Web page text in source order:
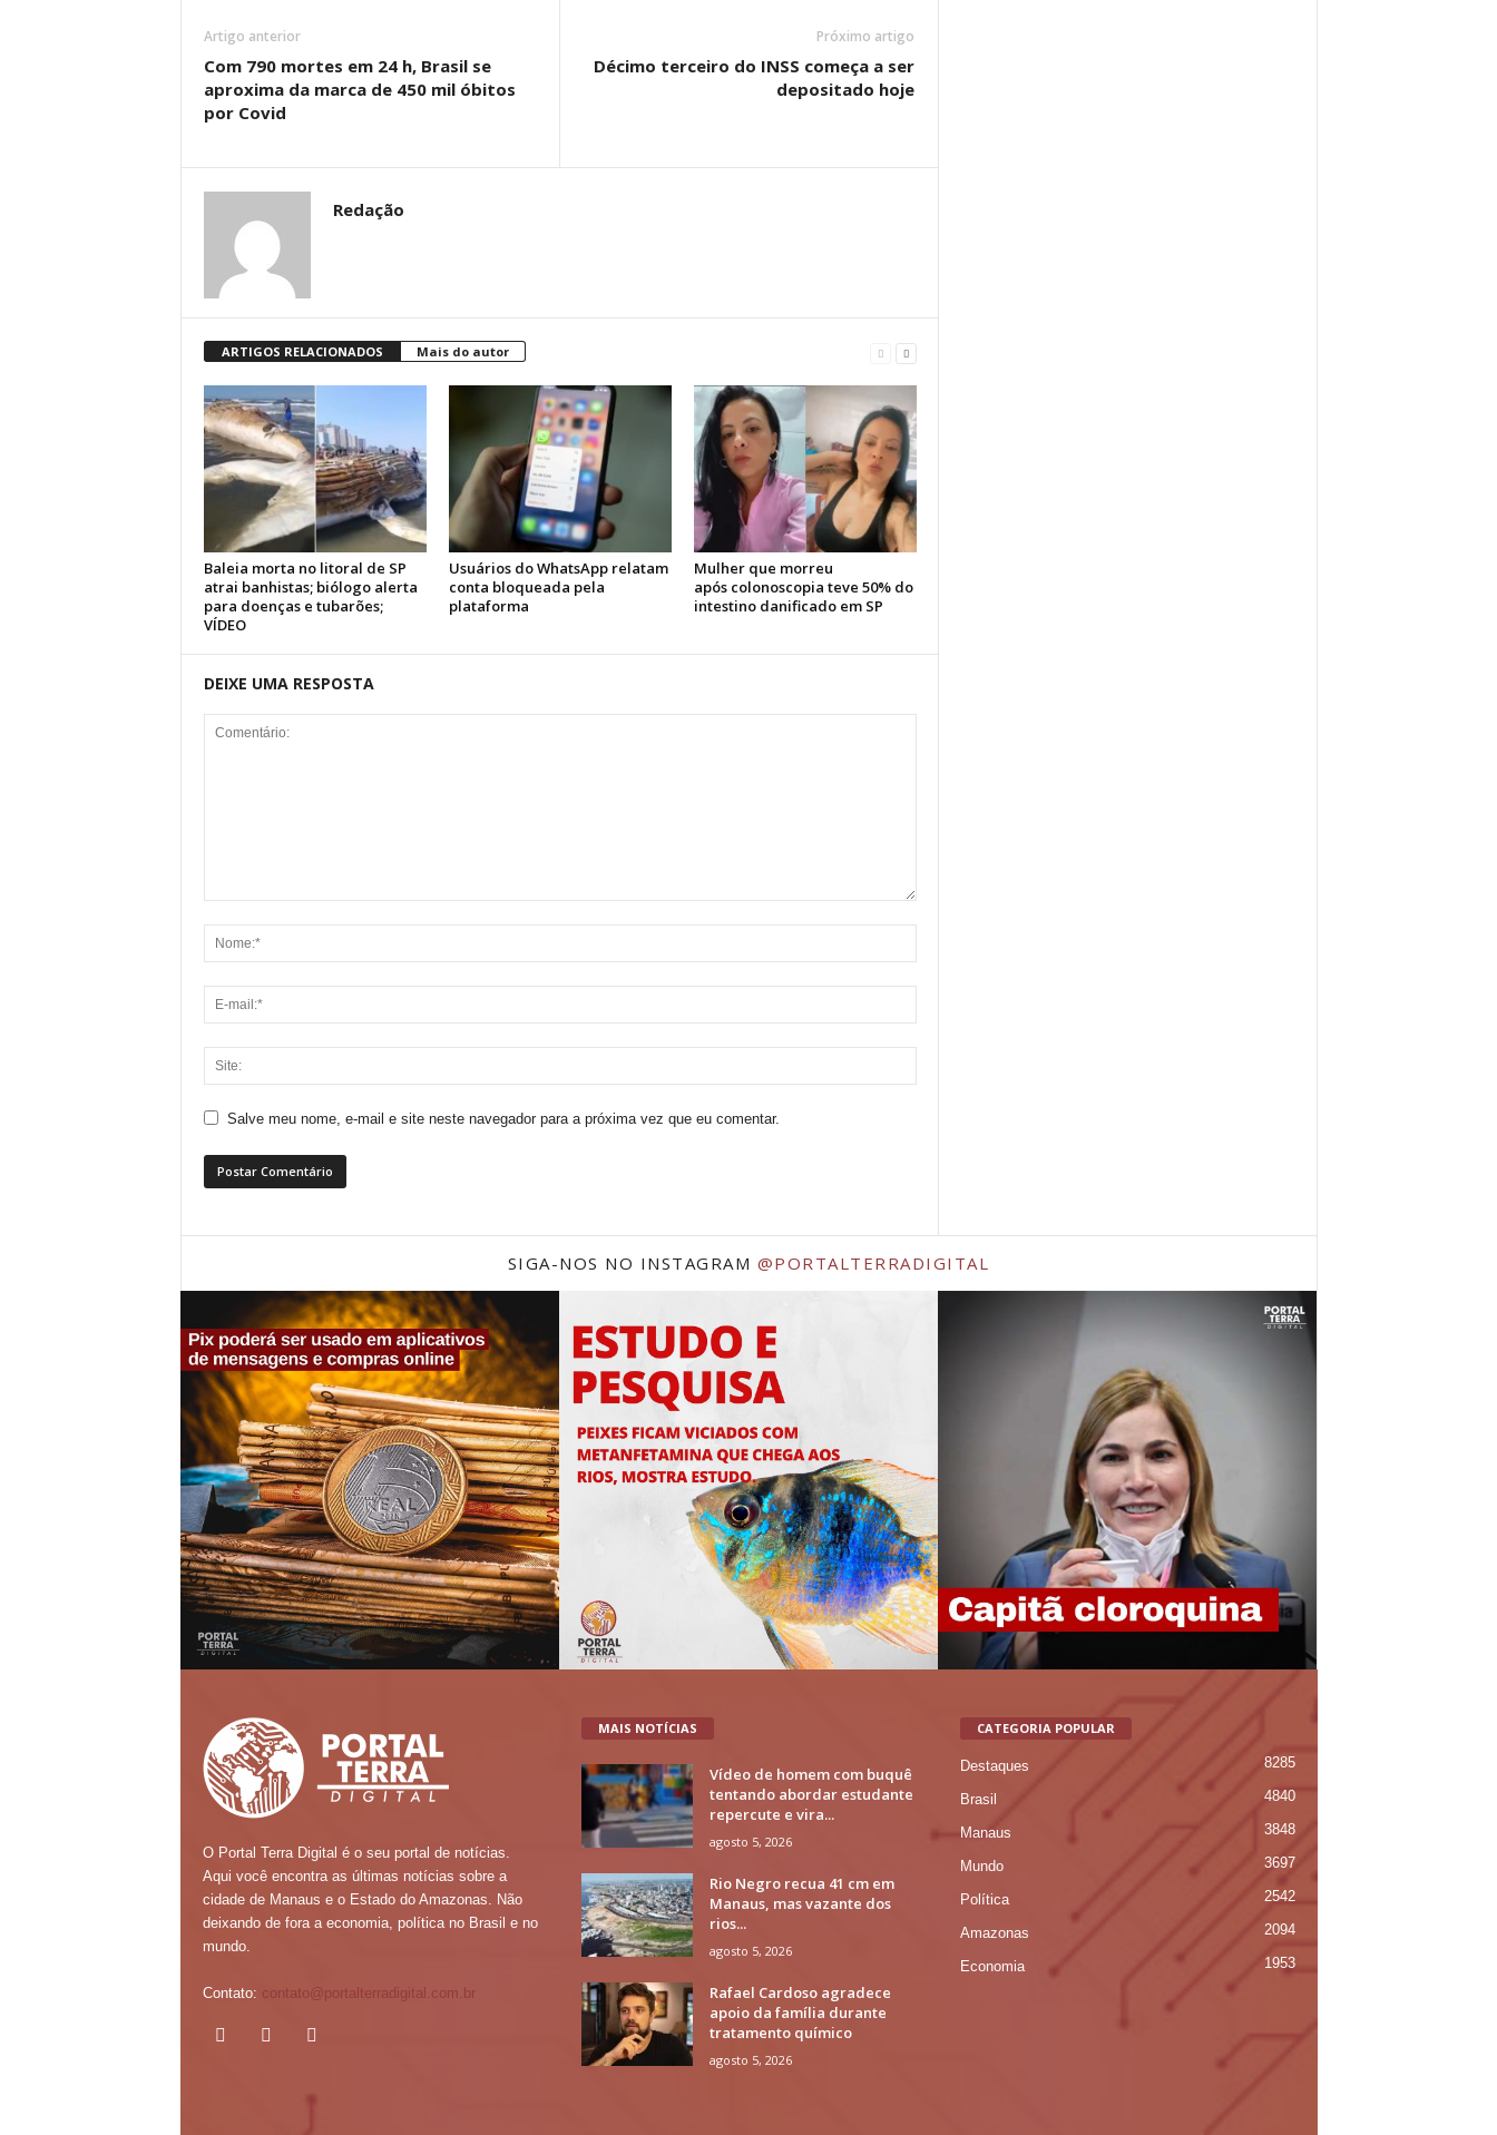
Artigo anterior
Com 790 mortes em 24 h, Brasil se
aproxima da marca de 450 mil óbitos
por Covid
Próximo artigo
Décimo terceiro do INSS começa a ser
depositado hoje
Redação
ARTIGOS RELACIONADOS Mais do autor
Baleia morta no litoral de SP
atrai banhistas; biólogo alerta
para doenças e tubarões;
VÍDEO
Usuários do WhatsApp relatam
conta bloqueada pela
plataforma
Mulher que morreu
após colonoscopia teve 50% do
intestino danificado em SP
DEIXE UMA RESPOSTA
Salve meu nome, e-mail e site neste navegador para a próxima vez que eu comentar.
SIGA-NOS NO INSTAGRAM @PORTALTERRADIGITAL
O Portal Terra Digital é o seu portal de notícias.
Aqui você encontra as últimas notícias sobre a
cidade de Manaus e o Estado do Amazonas. Não
deixando de fora a economia, política no Brasil e no
mundo.
Contato: contato@portalterradigital.com.br
MAIS NOTÍCIAS
Vídeo de homem com buquê
tentando abordar estudante
repercute e vira...
agosto 5, 2026
Rio Negro recua 41 cm em
Manaus, mas vazante dos
rios...
agosto 5, 2026
Rafael Cardoso agradece
apoio da família durante
tratamento químico
agosto 5, 2026
CATEGORIA POPULAR
Destaques 8285
Brasil 4840
Manaus 3848
Mundo 3697
Política 2542
Amazonas 2094
Economia 1953